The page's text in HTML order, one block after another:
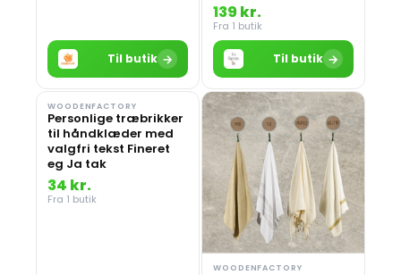
Til butik →
139 kr.
Fra 1 butik
Til butik →
WOODENFACTORY
Personlige træbrikker
til håndklæder med
valgfri tekst Fineret
eg Ja tak
34 kr.
Fra 1 butik
WOODENFACTORY